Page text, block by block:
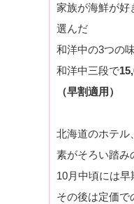
家族が海鮮が好
選んだ
和洋中の3つの
和洋中三段で
（早割適用）
北海道のホテル
素がそろい踏み
10月中頃には早
その後は定価で